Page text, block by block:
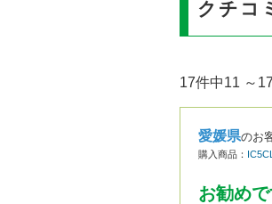
クチコ
17件中11 ～
愛媛県のお
購入商品：
お勧めで